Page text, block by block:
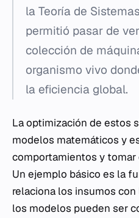
la Teoría de
permitió pasar de
colección de
organismo vivo
la eficiencia global.
La optimización de estos
modelos matemáticos y
comportamientos y tomar
Un ejemplo básico es la
relaciona los insumos
los modelos pueden ser